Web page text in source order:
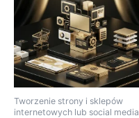
Tworzenie strony i sklepów
internetowych lub social media